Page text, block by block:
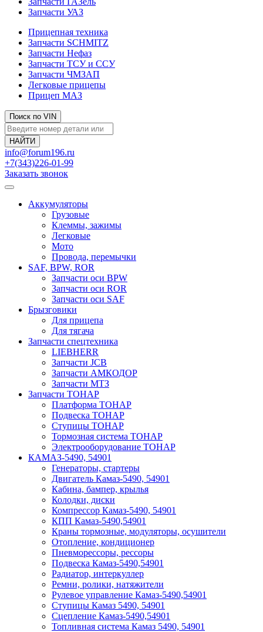
Запчасти УАЗ
Прицепная техника
Запчасти SCHMITZ
Запчасти Нефаз
Запчасти ТСУ и ССУ
Запчасти ЧМЗАП
Легковые прицепы
Прицеп МАЗ
Поиск по VIN
info@forum196.ru
+7(343)226-01-99
Заказать звонок
Аккумуляторы
Грузовые
Клеммы, зажимы
Легковые
Мото
Провода, перемычки
SAF, BPW, ROR
Запчасти оси BPW
Запчасти оси ROR
Запчасти оси SAF
Брызговики
Для прицепа
Для тягача
Запчасти спецтехника
LIEBHERR
Запчасти JCB
Запчасти АМКОДОР
Запчасти МТЗ
Запчасти ТОНАР
Платформа ТОНАР
Подвеска ТОНАР
Ступицы ТОНАР
Тормозная система ТОНАР
Электрооборудование ТОНАР
КАМАЗ-5490, 54901
Генераторы, стартеры
Двигатель Камаз-5490, 54901
Кабина, бампер, крылья
Колодки, диски
Компрессор Камаз-5490, 54901
КПП Камаз-5490,54901
Краны тормозные, модуляторы, осушители
Отопление, кондиционер
Пневморессоры, рессоры
Подвеска Камаз-5490,54901
Радиатор, интеркуллер
Ремни, ролики, натяжители
Рулевое управление Камаз-5490,54901
Ступицы Камаз 5490, 54901
Сцепление Камаз-5490,54901
Топливная система Камаз 5490, 54901